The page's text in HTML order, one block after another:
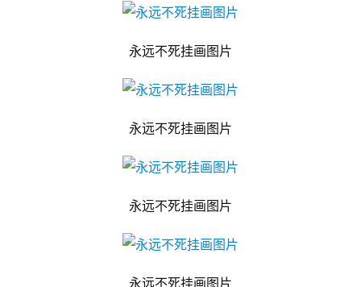
永远不死挂画图片
永远不死挂画图片
永远不死挂画图片
永远不死挂画图片